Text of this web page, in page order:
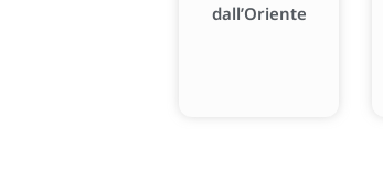
dall’Oriente